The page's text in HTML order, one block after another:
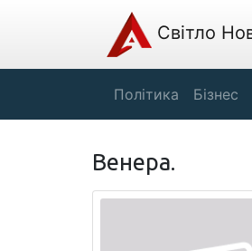
Світло
Політика Бізнес
Венера.